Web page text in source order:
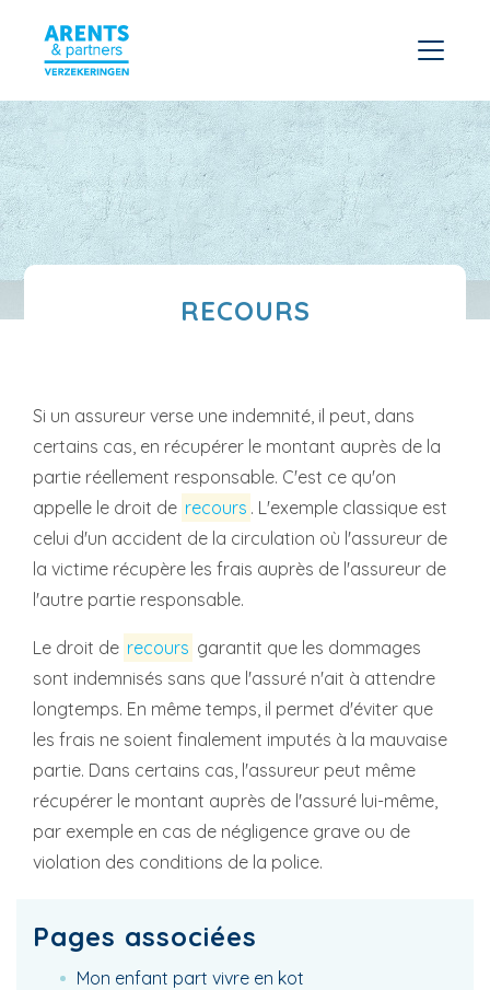
RECOURS
Si un assureur verse une indemnité, il peut, dans
certains cas, en récupérer le montant auprès de la
partie réellement responsable. C'est ce qu'on
appelle le droit de recours . L'exemple classique est
celui d'un accident de la circulation où l'assureur de
la victime récupère les frais auprès de l'assureur de
l'autre partie responsable.
Le droit de recours garantit que les dommages
sont indemnisés sans que l'assuré n'ait à attendre
longtemps. En même temps, il permet d'éviter que
les frais ne soient finalement imputés à la mauvaise
partie. Dans certains cas, l'assureur peut même
récupérer le montant auprès de l'assuré lui-même,
par exemple en cas de négligence grave ou de
violation des conditions de la police.
Pages associées
Mon enfant part vivre en kot